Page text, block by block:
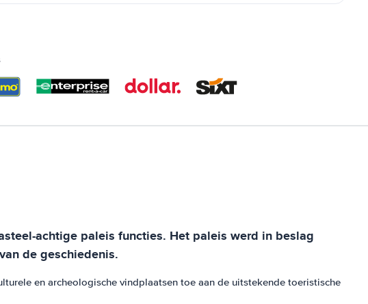
achtige paleis functies. Het paleis werd in beslag
de geschiedenis.
en archeologische vindplaatsen toe aan de uitstekende toeristische